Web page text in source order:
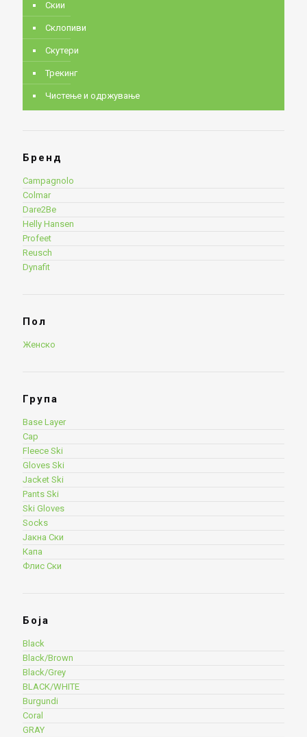
Скии
Склопиви
Скутери
Трекинг
Чистење и одржување
Бренд
Campagnolo
Colmar
Dare2Be
Helly Hansen
Profeet
Reusch
Dynafit
Пол
Женско
Група
Base Layer
Cap
Fleece Ski
Gloves Ski
Jacket Ski
Pants Ski
Ski Gloves
Socks
Јакна Ски
Капа
Флис Ски
Боја
Black
Black/Brown
Black/Grey
BLACK/WHITE
Burgundi
Coral
GRAY